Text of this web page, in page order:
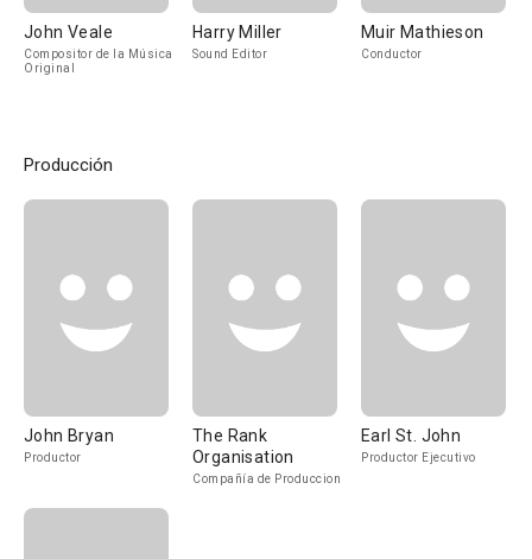
John Veale
Compositor de la Música
Original
Harry Miller
Sound Editor
Muir Mathieson
Conductor
Producción
John Bryan
Productor
The Rank
Organisation
Compañía de Produccion
Earl St. John
Productor Ejecutivo